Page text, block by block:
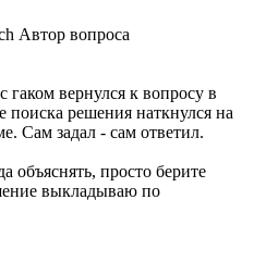
Автор вопроса
гаком вернулся к вопросу в
решения наткнулся на
Сам задал - сам ответил.
объяснять, просто берите
выкладываю по